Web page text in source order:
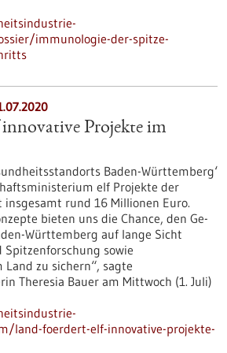
immunologie-der-spitze-
Projekte im
Baden-Württemberg‘
elf Projekte der
rund 16 Millionen Euro.
bieten uns die Chance, den Ge-
Württemberg auf lange Sicht
sowie
zu sichern“, sagte
Theresia Bauer am Mittwoch (1. Juli)
land-foerdert-elf-innovative-projekte-